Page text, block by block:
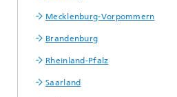
Mecklenburg-Vorpommern
Brandenburg
Rheinland-Pfalz
Saarland